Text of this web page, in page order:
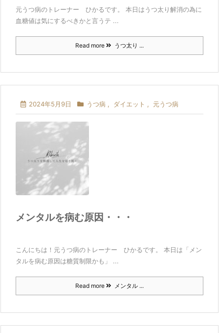
元うつ病のトレーナー ひかるです。 本日はうつ太り解消の為に
血糖値は気にするべきかと言うテ ...
Read more うつ太り ...
2024年5月9日 うつ病 , ダイエット , 元うつ病
メンタルを病む原因・・・
こんにちは！元うつ病のトレーナー ひかるです。 本日は「メン
タルを病む原因は糖質制限かも」 ...
Read more メンタル ...